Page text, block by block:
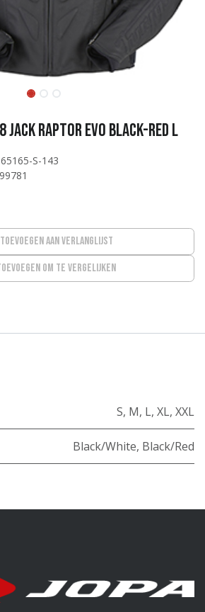
Jack Raptor Evo Black-Red L
65165-S-143
om te vergelijken
Toevoegen aan verlanglijst
S, M, L, XL, XXL
Black/White, Black/Red